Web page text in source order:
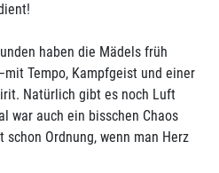
haben die Mädels früh
Tempo, Kampfgeist und einer
Natürlich gibt es noch Luft
war auch ein bisschen Chaos
Ordnung, wenn man Herz